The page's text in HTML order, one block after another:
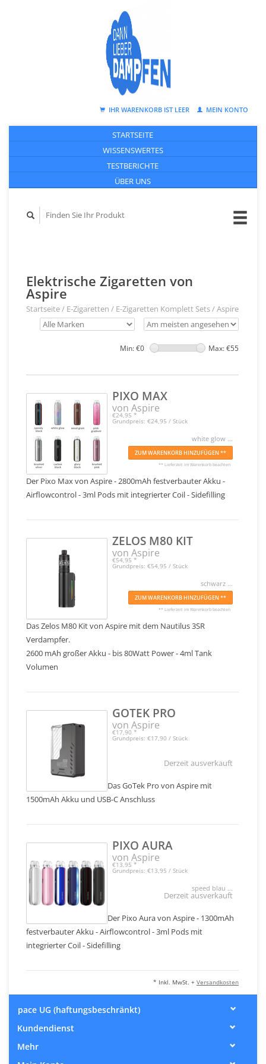
IHR WARENKORB IST LEER MEIN KONTO
STARTSEITE
WISSENSWERTES
TESTBERICHTE
ÜBER UNS
Elektrische Zigaretten von
Aspire
Startseite/ E-Zigaretten / E-Zigaretten Komplett Sets/Aspire
Min: €0 Max: €55
PIXO MAX
von Aspire
€24,95 *
Grundpreis: €24,95 / Stück
white glow ...
ZUM WARENKORB HINZUFÜGEN **
** Lieferzeit im Warenkorb beachten
Der Pixo Max von Aspire - 2800mAh festverbauter Akku -
Airflowcontrol - 3ml Pods mit integrierter Coil - Sidefilling
ZELOS M80 KIT
von Aspire
€54,95 *
Grundpreis: €54,95 / Stück
schwarz ...
ZUM WARENKORB HINZUFÜGEN **
** Lieferzeit im Warenkorb beachten
Das Zelos M80 Kit von Aspire mit dem Nautilus 3SR
Verdampfer.
2600 mAh großer Akku - bis 80Watt Power - 4ml Tank
Volumen
GOTEK PRO
von Aspire
€17,90 *
Grundpreis: €17,90 / Stück
Derzeit ausverkauft
Das GoTek Pro von Aspire mit
1500mAh Akku und USB-C Anschluss
PIXO AURA
von Aspire
€13,95 *
Grundpreis: €13,95 / Stück
speed blau ...
Derzeit ausverkauft
Der Pixo Aura von Aspire - 1300mAh
festverbauter Akku - Airflowcontrol - 3ml Pods mit
integrierter Coil - Sidefilling
* Inkl. MwSt. + Versandkosten
pace UG (haftungsbeschränkt)
Kundendienst
Mehr